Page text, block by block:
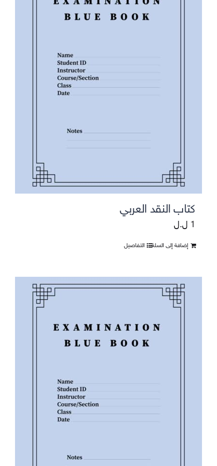
كتاب النقد العربي
1 ل.ل
إضافة إلى السلة التفاصيل